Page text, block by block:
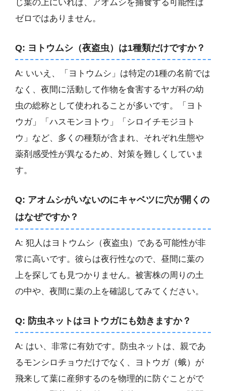
じ葉の上にいれば、アオムシを捕食する可能性は
ゼロではありません。
Q: ヨトウムシ（夜盗虫）は1種類だけですか？
A: いいえ、「ヨトウムシ」は特定の1種の名前では
なく、夜間に活動して作物を食害するヤガ科の幼
虫の総称として使われることが多いです。「ヨト
ウガ」「ハスモンヨトウ」「シロイチモジヨト
ウ」など、多くの種類が含まれ、それぞれ生態や
薬剤感受性が異なるため、対策を難しくしていま
す。
Q: アオムシがいないのにキャベツに穴が開くの
はなぜですか？
A: 犯人はヨトウムシ（夜盗虫）である可能性が非
常に高いです。彼らは夜行性なので、昼間に葉の
上を探しても見つかりません。被害株の周りの土
の中や、夜間に葉の上を確認してみてください。
Q: 防虫ネットはヨトウガにも効きますか？
A: はい、非常に有効です。防虫ネットは、親であ
るモンシロチョウだけでなく、ヨトウガ（蛾）が
飛来して葉に産卵するのを物理的に防ぐことがで